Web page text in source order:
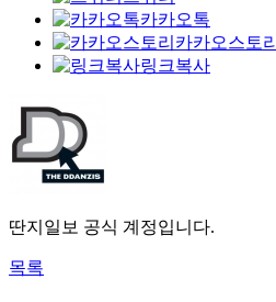
카카오톡
카카오스토리
링크복사
딴지일보 공식 계정입니다.
목록